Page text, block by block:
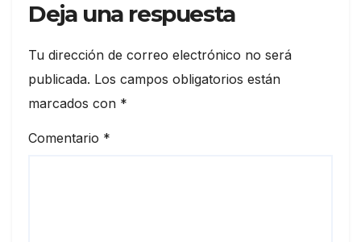
Deja una respuesta
Tu dirección de correo electrónico no será
publicada. Los campos obligatorios están
marcados con *
Comentario *